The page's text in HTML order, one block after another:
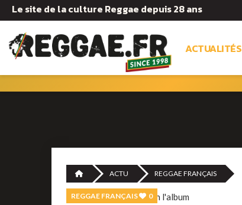
Le site de la culture Reggae depuis 28 ans
ACTUALITÉS
ACTU REGGAE FRANÇAIS
REGGAE FRANÇAIS 0